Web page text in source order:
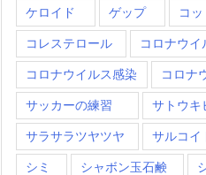
ケロイド ゲップ コ
コレステロール コロナウイ
コロナウイルス感染 コロナ
サッカーの練習 サトウキ
サラサラツヤツヤ サルコイ
シミ シャボン玉石鹸